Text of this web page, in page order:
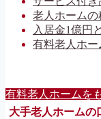
老人ホーム
入居金1億円
有料老人ホ
有料老人ホームを
大手老人ホームの